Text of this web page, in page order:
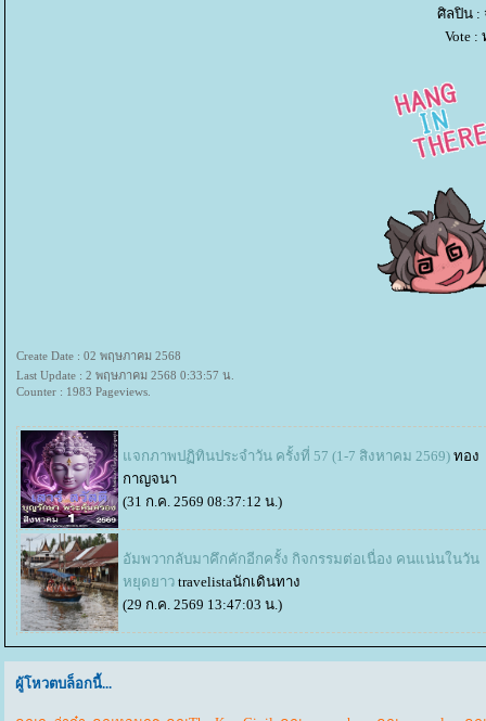
ศิลปิน :
Vote
Create Date : 02 พฤษภาคม 2568
Last Update : 2 พฤษภาคม 2568 0:33:57 น.
Counter : 1983 Pageviews.
จกภาพปฏิทินประจำวัน ครั้งที่ 57 (1-7 สิงหาคม 2569) ทอง
กาญจนา
(31 ก.ค. 2569 08:37:12 น.)
อัมพวากลับมาคึกคักอีกครั้ง กิจกรรมต่อเนื่อง คนแน่นในวัน
หยุดยาว travelistaนักเดินทาง
(29 ก.ค. 2569 13:47:03 น.)
ผู้โหวตบล็อกนี้...